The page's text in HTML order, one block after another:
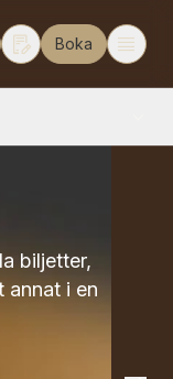
Boka
biljetter,
annat i en